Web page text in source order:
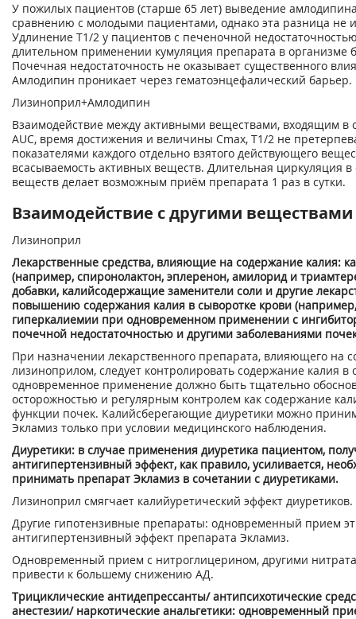
У пожилых пациентов (старше 65 лет) выведение
сравнению с молодыми пациентами, однако эта разница не
Удлинение Т1/2 у пациентов с печеночной
длительном применении кумуляция препарата в организме
Почечная недостаточность не оказывает существенного
Амлодипин проникает через гематоэнцефалический барьер.
Лизиноприл+Амлодипин
Взаимодействие между активными веществами, входящим в
AUC, время достижения и величины Сmах, Т1/2 не
показателями каждого отдельно взятого действующего
всасываемость активных веществ. Длительная циркуляция
веществ делает возможным приём препарата 1 раз в сутки.
Взаимодействие с другими веществами
Лизиноприл
Лекарственные средства, влияющие на содержание калия:
(например, спиронолактон, эплеренон, амилорид и
добавки, калийсодержащие заменители соли и другие
повышению содержания калия в сыворотке крови
гиперкалиемии при одновременном применении с
почечной недостаточностью и другими заболеваниями
При назначении лекарственного препарата, влияющего на
лизиноприлом, следует контролировать содержание калия в
одновременное применение должно быть тщательно
осторожностью и регулярным контролем как содержание
функции почек. Калийсберегающие диуретики можно
Экламиз только при условии медицинского наблюдения.
Диуретики: в случае применения диуретика пациентом,
aнтигипертензивный эффект, как правило, усиливается,
принимать препарат Экламиз в сочетании с диуретиками.
Лизиноприл смягчает калийуретический эффект диуретиков.
Другие гипотензивные препараты: одновременный прием
антигипертензивный эффект препарата Экламиз.
Одновременный прием с нитроглицерином, другими
привести к большему снижению АД.
Трициклические антидепрессанты/ антипсихотические
анестезии/ наркотические анальгетики: одновременный